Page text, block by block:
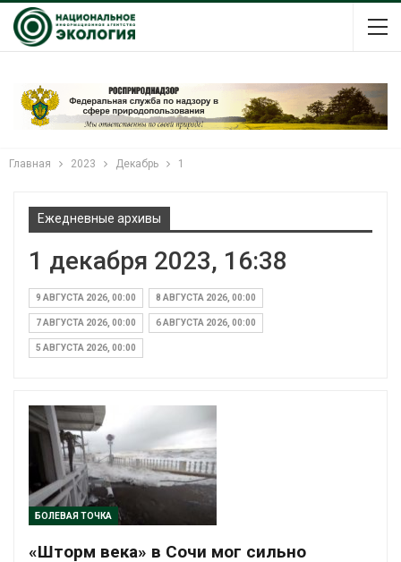
Главная 2023 Декабрь 1
Ежедневные архивы
1 декабря 2023, 16:38
9 АВГУСТА 2026, 00:00 8 АВГУСТА 2026, 00:00
7 АВГУСТА 2026, 00:00 6 АВГУСТА 2026, 00:00
5 АВГУСТА 2026, 00:00
БОЛЕВАЯ ТОЧКА
«Шторм века» в Сочи мог сильно